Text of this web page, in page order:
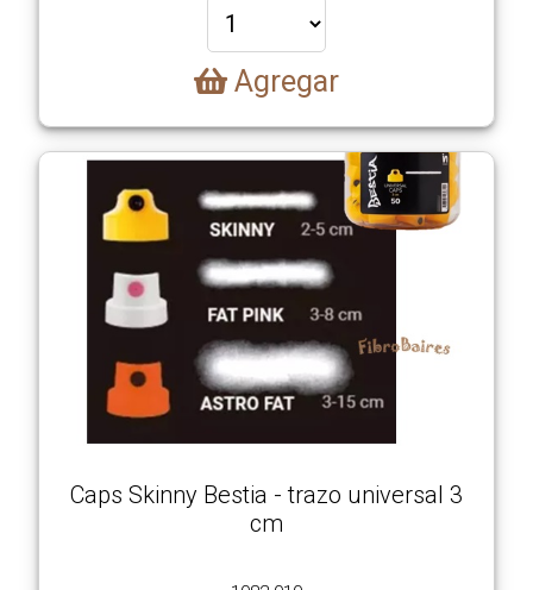
Agregar
Caps Skinny Bestia - trazo universal 3
cm